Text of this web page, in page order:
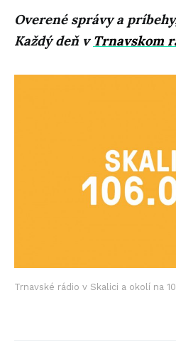
Overené správy a
Každý deň v Trnavskom
Trnavské rádio v Skalici a okolí na